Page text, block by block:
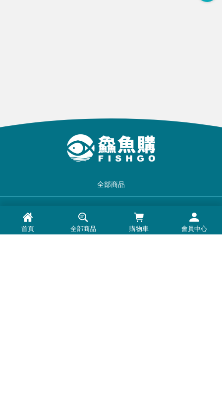
全部商品
最新消息
首頁 全部商品 購物車 會員中心